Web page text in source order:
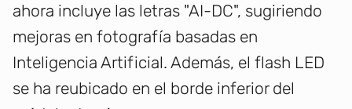
ahora incluye las letras "AI-DC", sugiriendo
mejoras en fotografía basadas en
Inteligencia Artificial. Además, el flash LED
se ha reubicado en el borde inferior del